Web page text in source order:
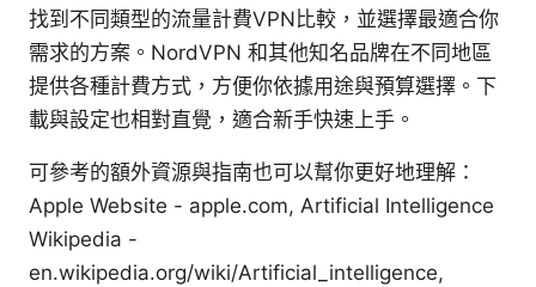
找到不同類型的流量計費VPN比較，並選擇最適合你
需求的方案。NordVPN 和其他知名品牌在不同地區
提供各種計費方式，方便你依據用途與預算選擇。下
載與設定也相對直覺，適合新手快速上手。
可參考的額外資源與指南也可以幫你更好地理解：
Apple Website - apple.com, Artificial Intelligence
Wikipedia -
en.wikipedia.org/wiki/Artificial_intelligence,